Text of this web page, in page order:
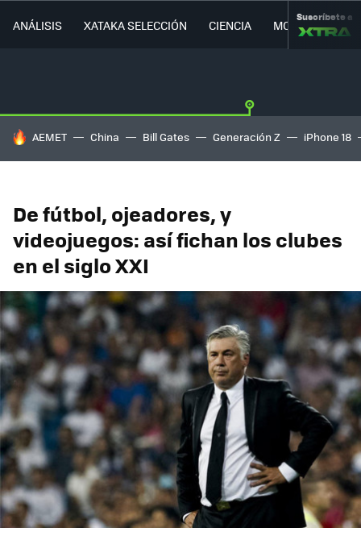
ANÁLISIS XATAKA SELECCIÓN CIENCIA MOVILIDAD
Suscríbete a
HOY SE HABLA DE
AEMET China Bill Gates Generación Z iPhone 18
De fútbol, ojeadores, y
videojuegos: así fichan los clubes
en el siglo XXI